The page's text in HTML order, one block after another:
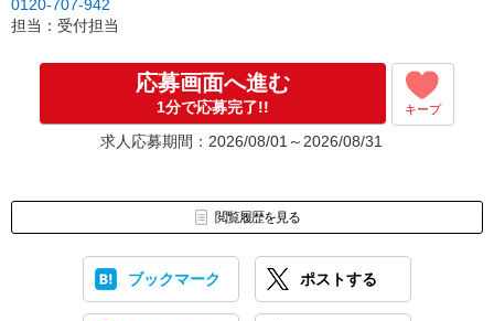
0120-707-942
担当：受付担当
応募画面へ進む
1分で応募完了!! キープ
求人応募期間：2026/08/01～2026/08/31
閲覧履歴を見る
ブックマーク ポストする